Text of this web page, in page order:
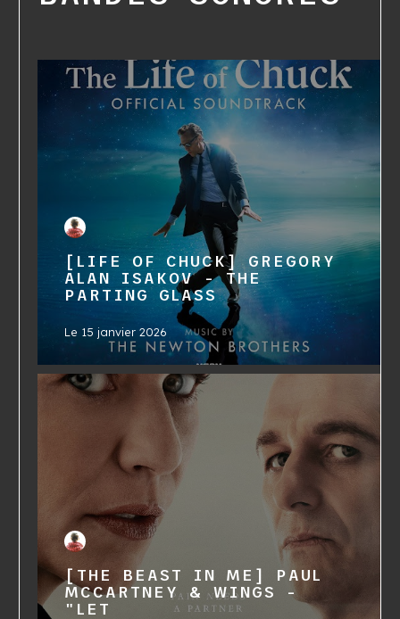
[LIFE OF CHUCK] GREGORY
ALAN ISAKOV - THE
PARTING GLASS
Le 15 janvier 2026
[THE BEAST IN ME] PAUL
MCCARTNEY & WINGS -
"LET